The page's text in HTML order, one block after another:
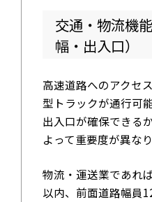
交通・物流機
幅・出入口）
高速道路へのアクセ
型トラックが通行可
出入口が確保できる
よって重要度が異なり
物流・運送業であれ
以内、前面道路幅員